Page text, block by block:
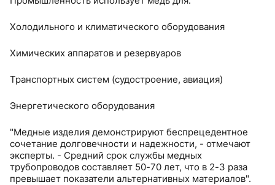
Холодильного и климатического оборудования
Химических аппаратов и резервуаров
Транспортных систем (судостроение, авиация)
Энергетического оборудования
"Медные изделия демонстрируют беспрецедентное
сочетание долговечности и надежности, - отмечают
эксперты. - Средний срок службы медных
трубопроводов составляет 50-70 лет, что в 2-3 раза
превышает показатели альтернативных материалов".